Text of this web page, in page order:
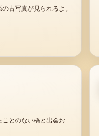
古写真が見られるよ。
とのない橋と出会お